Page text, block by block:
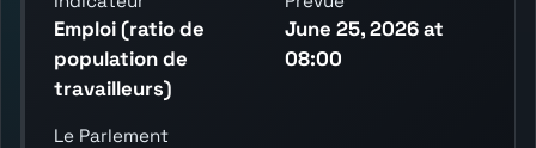
Emploi (ratio de
population de
travailleurs)
June 25, 2026 at
08:00
Le Parlement